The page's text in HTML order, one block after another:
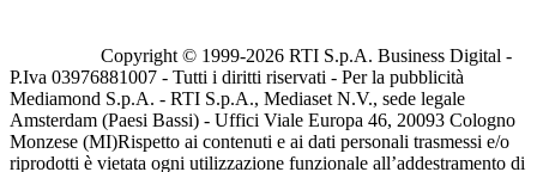
Copyright © 1999-2026 RTI S.p.A. Business Digital -
P.Iva 03976881007 - Tutti i diritti riservati - Per la pubblicità
Mediamond S.p.A. - RTI S.p.A., Mediaset N.V., sede legale
Amsterdam (Paesi Bassi) - Uffici Viale Europa 46, 20093 Cologno
Monzese (MI)Rispetto ai contenuti e ai dati personali trasmessi e/o
riprodotti è vietata ogni utilizzazione funzionale all’addestramento di